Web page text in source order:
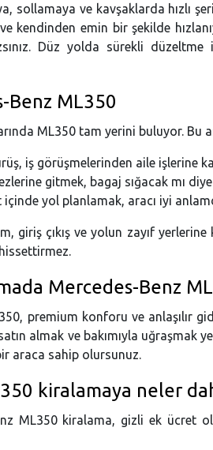
sollamaya ve kavşaklarda hızlı
kendinden emin bir şekilde
Düz yolda sürekli
Benz ML350
ML350 tam yerini buluyor. Bu
iş görüşmelerinden aile işlerine
gitmek, bagaj sığacak mı
içinde yol planlamak, aracı iyi
giriş çıkış ve yolun zayıf
Mercedes-Benz
premium konforu ve anlaşılır
satın almak ve bakımıyla
araca sahip olursunuz.
kiralamaya neler
ML350 kiralama, gizli ek ücret